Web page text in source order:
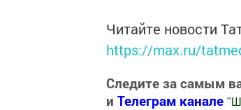
Читайте новости
https://max.ru/
Следите за самым
и Телеграм канале "